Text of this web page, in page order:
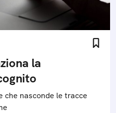
la
che nasconde le tracce